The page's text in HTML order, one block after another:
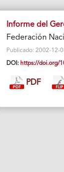
Informe del
Federación
Publicado: 2002-12-
DOI: https://doi.org/
PDF